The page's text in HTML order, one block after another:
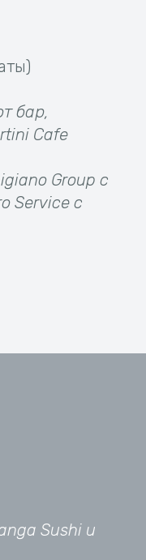
бар,
Cafe
Group c
Service с
Sushi и